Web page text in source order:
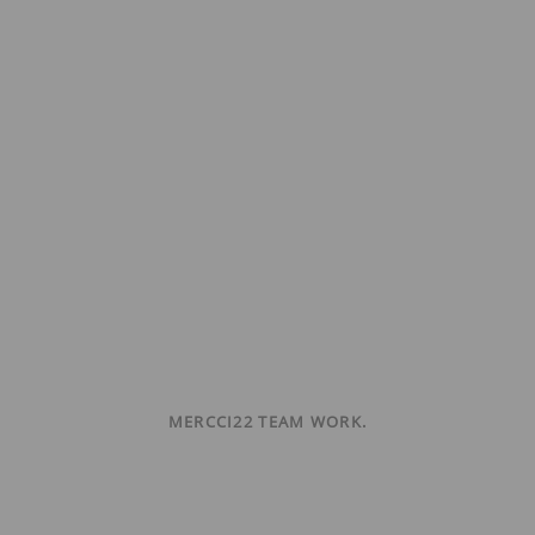
MERCCI22 TEAM WORK.